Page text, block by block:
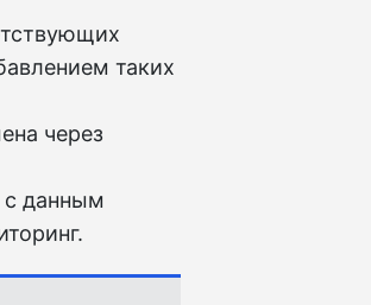
таких
через
данным